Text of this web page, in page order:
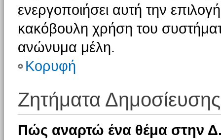
ενεργοποιήσει αυτή την
κακόβουλη χρήση του
ανώνυμα μέλη.
Κορυφή
Ζητήματα Δημοσίευσης
Πώς αναρτώ ένα θέμα στην